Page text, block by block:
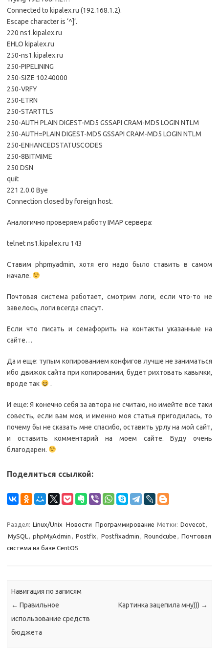
Connected to kipalex.ru (192.168.1.2).
Escape character is ‘^]’.
220 ns1.kipalex.ru
EHLO kipalex.ru
250-ns1.kipalex.ru
250-PIPELINING
250-SIZE 10240000
250-VRFY
250-ETRN
250-STARTTLS
250-AUTH PLAIN DIGEST-MD5 GSSAPI CRAM-MD5 LOGIN NTLM
250-AUTH=PLAIN DIGEST-MD5 GSSAPI CRAM-MD5 LOGIN NTLM
250-ENHANCEDSTATUSCODES
250-8BITMIME
250 DSN
quit
221 2.0.0 Bye
Connection closed by foreign host.
Аналогично проверяем работу IMAP сервера:
telnet ns1.kipalex.ru 143
Ставим phpmyadmin, хотя его надо было ставить в самом
начале.
Почтовая система работает, смотрим логи, если что-то не
завелось, логи всегда спасут.
Если что писать и семафорить на контакты указанные на
сайте…
Да и еще: тупым копированием конфигов лучше не заниматься
ибо движок сайта при копировании, будет рихтовать кавычки,
вроде так
.
И еще: Я конечно себя за автора не считаю, но имейте все таки
совесть, если вам моя, и именно моя статья пригодилась, то
почему бы не сказать мне спасибо, оставить урлу на мой сайт,
и оставить комментарий на моем сайте. Буду очень
благодарен.
Поделиться ссылкой:
Раздел: Linux/Unix Новости Программирование Метки: Dovecot,
MySQL , phpMyAdmin , Postfix , Postfixadmin , Roundcube , Почтовая
система на базе CentOS
Навигация по записям
← Правильное
использование средств
бюджета
Картинка зацепила мну))) →